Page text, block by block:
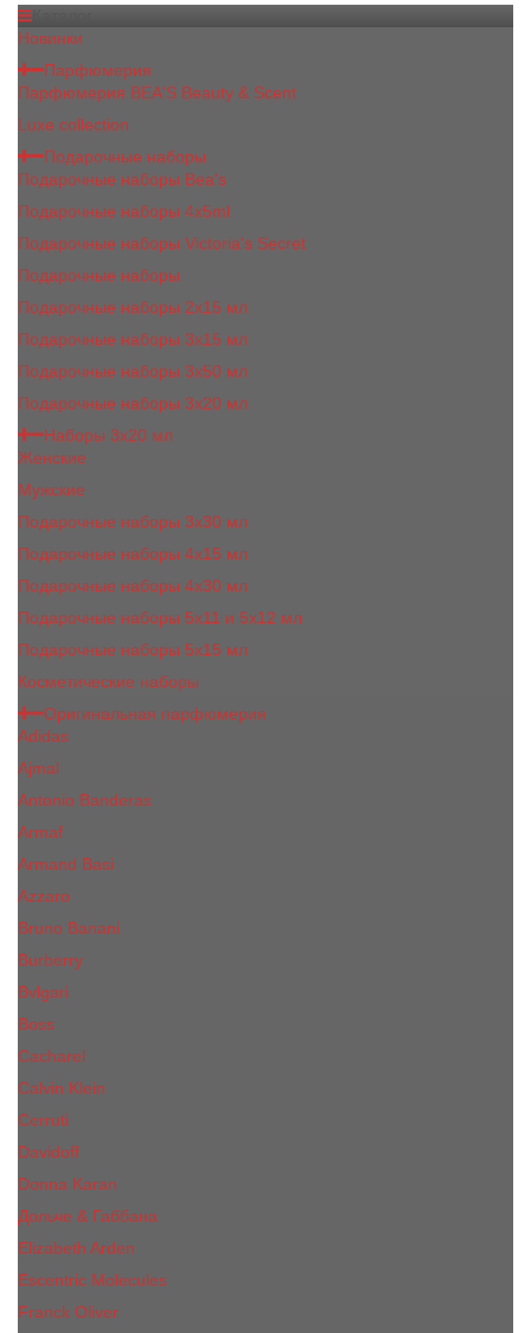
Новинки
Парфюмерия
Парфюмерия BEA'S Beauty & Scent
Luxe collection
Подарочные наборы
Подарочные наборы Bea's
Подарочные наборы 4х5ml
Подарочные наборы Victoria's Secret
Подарочные наборы
Подарочные наборы 2x15 мл
Подарочные наборы 3х15 мл
Подарочные наборы 3x50 мл
Подарочные наборы 3x20 мл
Наборы 3х20 мл
Женские
Мужские
Подарочные наборы 3х30 мл
Подарочные наборы 4x15 мл
Подарочные наборы 4x30 мл
Подарочные наборы 5x11 и 5х12 мл
Подарочные наборы 5x15 мл
Косметические наборы
Оригинальная парфюмерия
Adidas
Ajmal
Antonio Banderas
Armaf
Armand Basi
Azzaro
Bruno Banani
Burberry
Bvlgari
Boss
Cacharel
Calvin Klein
Cerruti
Davidoff
Donna Karan
Дольче & Габбана
Elizabeth Arden
Escentric Molecules
Franck Oliver